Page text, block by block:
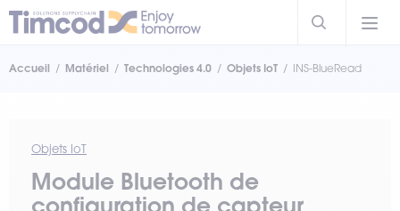
Accueil Matériel Technologies 4.0 Objets IoT INS-BlueRead
Objets IoT
Module Bluetooth de